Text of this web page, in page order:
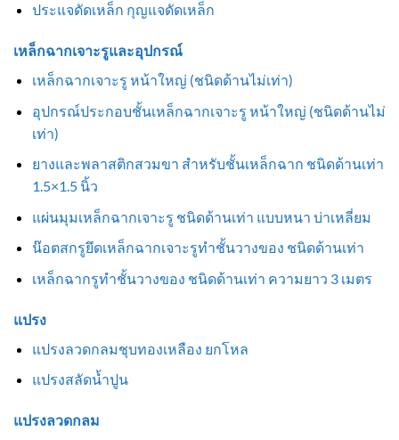
ประแจดัดเหล็ก กุญแจดัดเหล็ก
เหล็กฉากเจาะรูและอุปกรณ์
เหล็กฉากเจาะรู หน้าใหญ่ (ชนิดด้านไม่เท่า)
อุปกรณ์ประกอบชั้นเหล็กฉากเจาะรู หน้าใหญ่ (ชนิดด้านไม่
เท่า)
ยางและพลาสติกสวมขา สำหรับชั้นเหล็กฉาก ชนิดด้านเท่า
1.5×1.5 นิ้ว
แผ่นมุมเหล็กฉากเจาะรู ชนิดด้านเท่า แบบหนา บ่าเหลี่ยม
น๊อตสกรูยึดเหล็กฉากเจาะรูทำชั้นวางของ ชนิดด้านเท่า
เหล็กฉากรูทำชั้นวางของ ชนิดด้านเท่า ความยาว 3 เมตร
แปรง
แปรงลวดกลมชุบทองเหลือง ยกโหล
แปรงสลัดน้ำปูน
แปรงลวดกลม